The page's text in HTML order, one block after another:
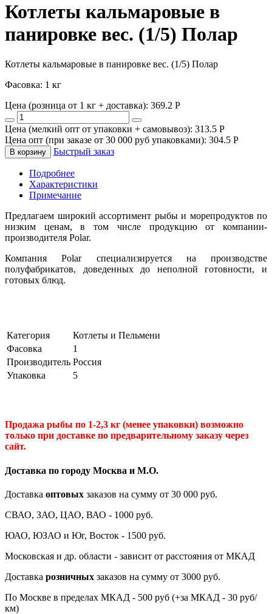
Котлеты кальмаровые в
панировке вес. (1/5) Полар
Котлеты кальмаровые в панировке вес. (1/5) Полар
Фасовка: 1 кг
Цена (розница от 1 кг + доставка): 369.2 P
Цена (мелкий опт от упаковки + самовывоз): 313.5 P
Цена опт (при заказе от 30 000 руб упаковками): 304.5 P
В корзину Быстрый заказ
Подробнее
Характеристики
Примечание
Предлагаем широкий ассортимент рыбы и морепродуктов по
низким ценам, в том числе продукцию от компании-
производителя Polar.
Компания Polar специализируется на производстве
полуфабрикатов, доведенных до неполной готовности, и
готовых блюд.
Категория
Котлеты и Пельмени
Фасовка
1
Производитель Россия
Упаковка
5
Продажа рыбы по 1-2,3 кг (менее упаковки) возможно
только при доставке по предварительному заказу через
сайт.
Доставка по городу Москва и М.О.
Доставка оптовых заказов на сумму от 30 000 руб.
СВАО, ЗАО, ЦАО, ВАО - 1000 руб.
ЮАО, ЮЗАО и Юг, Восток - 1500 руб.
Московская и др. области - зависит от расстояния от МКАД
Доставка розничных заказов на сумму от 3000 руб.
По Москве в пределах МКАД - 500 руб (+за МКАД - 30 руб/
км)